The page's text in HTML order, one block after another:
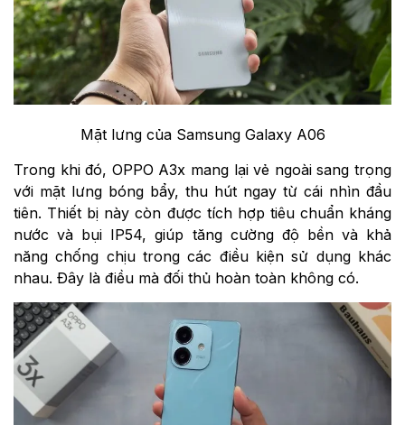
Mặt lưng của Samsung Galaxy A06
Trong khi đó, OPPO A3x mang lại vẻ ngoài sang trọng
với mặt lưng bóng bẩy, thu hút ngay từ cái nhìn đầu
tiên. Thiết bị này còn được tích hợp tiêu chuẩn kháng
nước và bụi IP54, giúp tăng cường độ bền và khả
năng chống chịu trong các điều kiện sử dụng khác
nhau. Đây là điều mà đối thủ hoàn toàn không có.